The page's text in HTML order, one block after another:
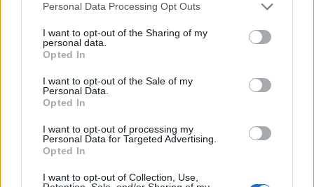
Please note that this website/app uses one or more Google
not limited to your visit or usage behaviour. You may click to
grant or deny consent to Google and its third-party tags to
use your data for below specified purposes in below Google
consent section.
Personal Data Processing Opt Outs
I want to opt-out of the Sharing of my
personal data.
Opted In
I want to opt-out of the Sale of my
Personal Data.
Opted In
I want to opt-out of processing my
Personal Data for Targeted Advertising.
Opted In
I want to opt-out of Collection, Use,
των δύο χωρών απέναντι στην κοινή απειλή της
Μάλιστα, η είδηση έρχεται λίγες ημέρες μετά την
αξιωματούχους ότι το Ισραήλ έχει ήδη αναπτύξει
μια συστοιχία του αντιαεροπορικού συστήματος
δικούς του στρατιώτες για τον χειρισμό της,
γεγονός που αναμένεται να πυροδοτήσει νέο
κύκλο απειλών και γεωπολιτικής έντασης από την
πλευρά του Ιράν.